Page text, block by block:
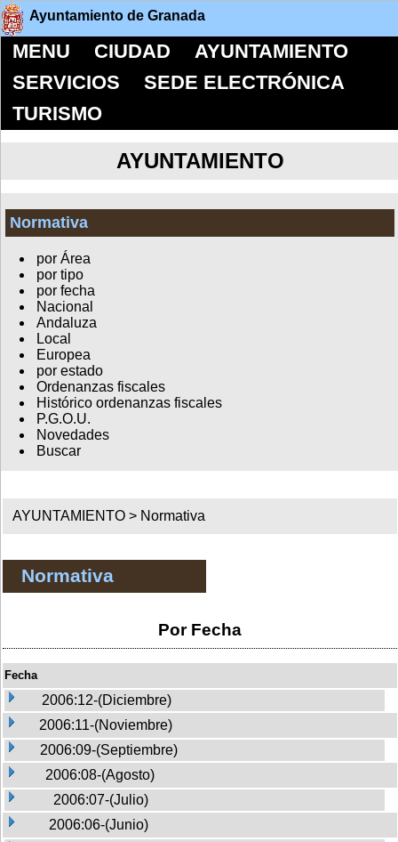
Ayuntamiento de Granada
MENU CIUDAD
AYUNTAMIENTO
SERVICIOS
SEDE ELECTRÓNICA
TURISMO
AYUNTAMIENTO
Normativa
por Área
por tipo
por fecha
Nacional
Andaluza
Local
Europea
por estado
Ordenanzas fiscales
Histórico ordenanzas fiscales
P.G.O.U.
Novedades
Buscar
AYUNTAMIENTO > Normativa
Normativa
Por Fecha
Fecha
2006:12-(Diciembre)
2006:11-(Noviembre)
2006:09-(Septiembre)
2006:08-(Agosto)
2006:07-(Julio)
2006:06-(Junio)